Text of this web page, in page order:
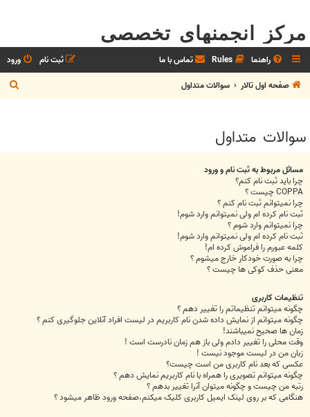
مرکز انجمنهای تخصصی
راهنما Rules تماس با ما ورود
ثبت نام
صفحه اول تالار
سوالات متداول
س
و
سوالات متداول
مسائل مربوط به ثبت نام و ورود
چرا باید ثبت نام کنم؟
COPPA چیست ؟
چرا نمیتوانم ثبت نام کنم ؟
ثبت نام کرده ام ولی نمیتوانم وارد شوم!
چرا نمیتوانم وارد شوم ؟
ثبت نام کرده ام ولی نمیتوانم وارد شوم!
کلمه عبورم را فراموش کرده ام!
چرا به صورت خودکار خارج میشوم ؟
معنی حذف کوکی ها چیست ؟
تنظیمات کاربری
چگونه میتوانم تنظیماتم را تغییر دهم ؟
چگونه میتوانم از نمایش داده شدن نام کاربریم در لیست افراد آنلاین جلوگیری کنم ؟
زمان ها صحیح نمیباشند!
وقت محلی را تغییر دادم ولی باز هم زمان نادرست است !
زبان من در لیست موجود نیست !
عکسی که بعد نام کاربری من است چیست؟
چگونه میتوانم تصویری را همراه با نام کاربریم نمایش دهم ؟
رتبه من چیست و چگونه میتوان آنرا تغییر بدهم ؟
هنگامی که بر روی لینک ایمیل کاربری کلیک میکنم،صفحه ورود ظاهر میشود ؟